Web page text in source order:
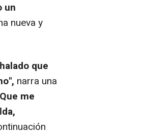
un
nueva y
que
narra una
me